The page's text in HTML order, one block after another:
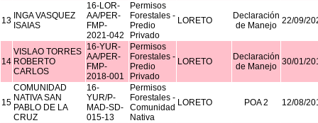
13 INGA VASQUEZ
ISAIAS
16-LOR-
AA/PER-
FMP-
2021-042
Permisos
Forestales -
Predio
Privado
LORETO
Declaración
de Manejo 22/09/
14
VISLAO TORRES
ROBERTO
CARLOS
16-YUR-
AA/PER-
FMP-
2018-001
Permisos
Forestales -
Predio
Privado
LORETO
Declaración
de Manejo 30/01/
15
COMUNIDAD
NATIVA SAN
PABLO DE LA
CRUZ
16-
YUR/P-
MAD-SD-
015-13
Permisos
Forestales -
Comunidad
Nativa
LORETO POA 2 12/08/